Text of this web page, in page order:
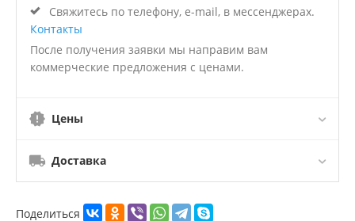
Свяжитесь по телефону, e-mail, в мессенджерах.
Контакты
После получения заявки мы направим вам
коммерческие предложения с ценами.
Цены
Доставка
Поделиться